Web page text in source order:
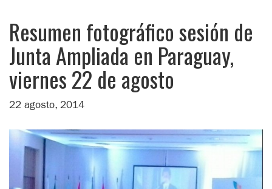
Resumen fotográfico sesión de
Junta Ampliada en Paraguay,
viernes 22 de agosto
22 agosto, 2014